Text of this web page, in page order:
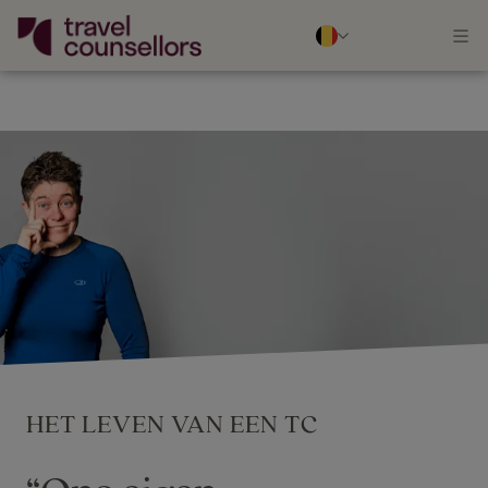
HET LEVEN VAN EEN TC